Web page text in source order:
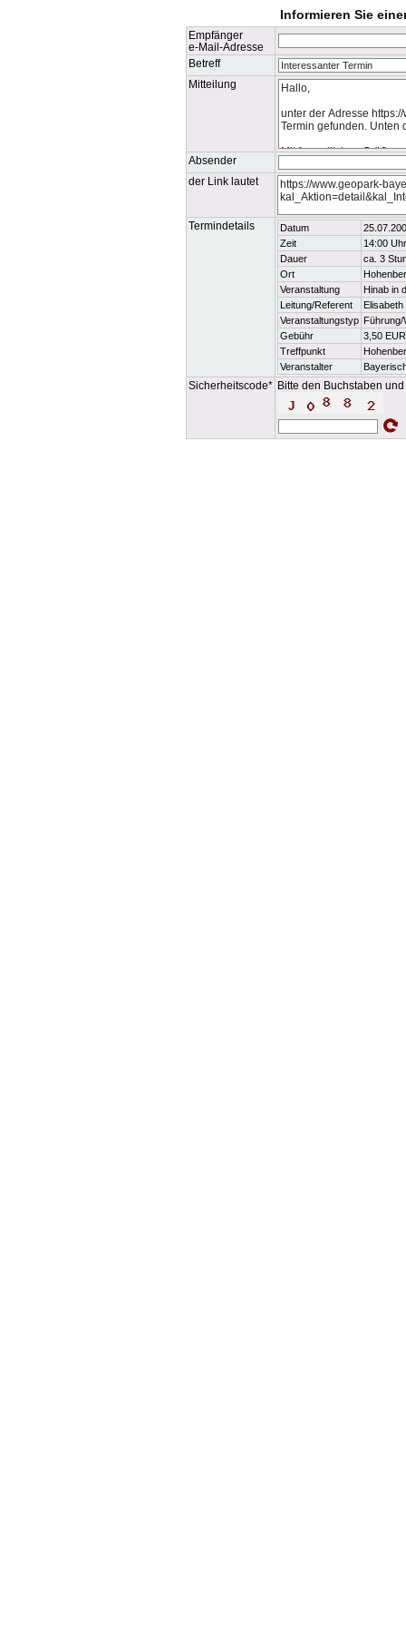
Informieren Sie
Empfänger
e-Mail-Adresse
Betreff
Mitteilung
Absender
der Link lautet
Termindetails Datum
Zeit
14:00 Uhr
Dauer
ca. 3
Ort
Veranstaltung
Hinab in
Leitung/Referent
Veranstaltungstyp Führung/
Gebühr
3,50
Treffpunkt
Veranstalter
Sicherheitscode* Bitte den Buchstaben